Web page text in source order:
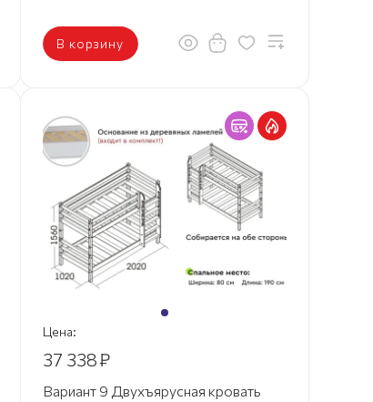
В корзину
Цена:
37 338₽
Вариант 9 Двухъярусная кровать